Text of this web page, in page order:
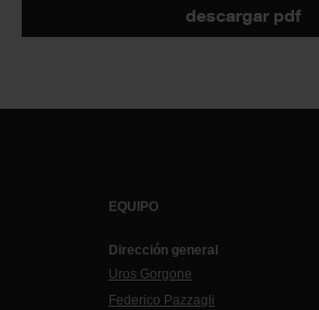
descargar pdf
EQUIPO
Dirección general
Uros Gorgone
Federico Pazzagli